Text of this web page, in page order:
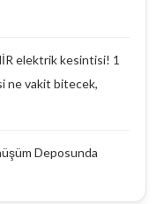
elektrik kesintisi! 1
ne vakit bitecek,
Deposunda